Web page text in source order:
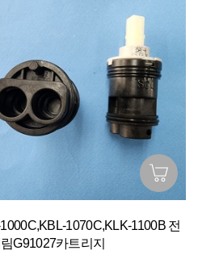
1070C,KLK-1100B 전
G91027카트리지